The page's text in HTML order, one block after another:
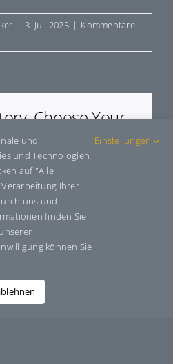
| 3. Juli 2025 | Kommentare
Choose Your
WhatsAppTelegram
E-
Mail
Design-Jutta-Sucker
und
und Technologien
auf "Alle
Ihrer
uns und
finden Sie
können Sie
Einstellungen